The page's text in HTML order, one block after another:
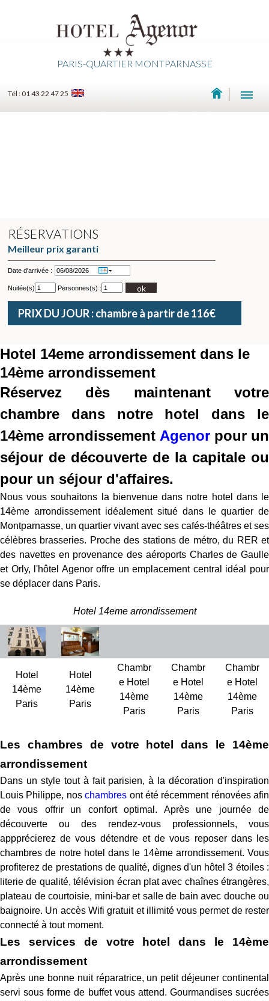
PARIS-QUARTIER MONTPARNASSE
Tél : 01 43 22 47 25
RÉSERVATIONS
Meilleur prix garanti
Date d'arrivée :
Nuitée(s) Personnes(s) : ok
PRIX DU JOUR : chambre à partir de 116€
Hotel 14eme arrondissement dans le
14ème arrondissement
Réservez dès maintenant votre
chambre dans notre hotel dans le
14ème arrondissement Agenorpour un
séjour de découverte de la capitale ou
pour un séjour d'affaires.
Nous vous souhaitons la bienvenue dans notre hotel dans le
14ème arrondissement idéalement situé dans le quartier de
Montparnasse, un quartier vivant avec ses cafés-théâtres et ses
célèbres brasseries. Proche des stations de métro, du RER et
des navettes en provenance des aéroports Charles de Gaulle
et Orly, l'hôtel Agenor offre un emplacement central idéal pour
se déplacer dans Paris.
Hotel 14eme arrondissement
Hotel
14ème
Paris
Hotel
14ème
Paris
Chambr
e Hotel
14ème
Paris
Chambr
e Hotel
14ème
Paris
Chambr
e Hotel
14ème
Paris
Les chambres de votre hotel dans le 14ème
arrondissement
Dans un style tout à fait parisien, à la décoration d'inspiration
Louis Philippe, noschambres ont été récemment rénovées afin
de vous offrir un confort optimal. Après une journée de
découverte ou des rendez-vous professionnels, vous
appprécierez de vous détendre et de vous reposer dans les
chambres de notre hotel dans le 14ème arrondissement. Vous
profiterez de prestations de qualité, dignes d'un hôtel 3 étoiles :
literie de qualité, télévision écran plat avec chaînes étrangères,
plateau de courtoisie, mini-bar et salle de bain avec douche ou
baignoire. Un accès Wifi gratuit et illimité vous permet de rester
connecté à tout moment.
Les services de votre hotel dans le 14ème
arrondissement
Après une bonne nuit réparatrice, un petit déjeuner continental
servi sous forme de buffet vous attend. Gourmandises sucrées